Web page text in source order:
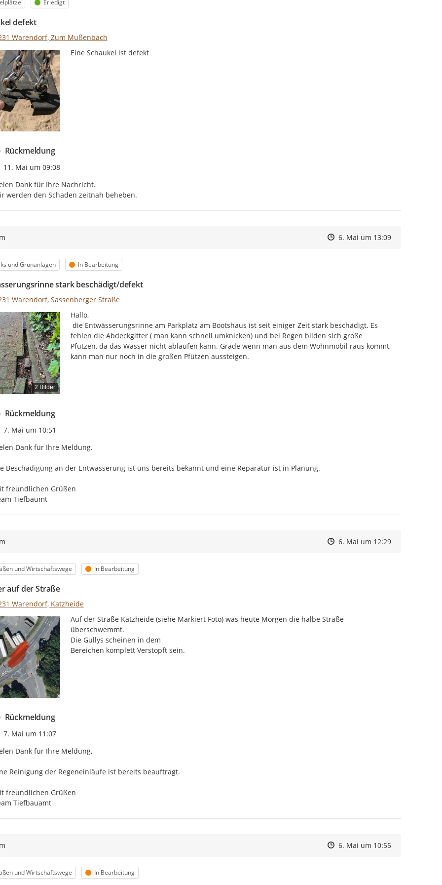
Status
Erledigt
defekt
Warendorf, Zum Mußenbach
Eine Schaukel ist defekt
Rückmeldung
Zeitpunkt des Erstellens
11. Mai um 09:08
Dank für Ihre Nachricht.
werden den Schaden zeitnah beheben.
Zeitpunkt des Erstellens
Zeitpunkt des Erstellens
6. Mai um 13:09Zur Äußerung
und Grünanlagen Status
In Bearbeitung
stark beschädigt/defekt
Warendorf, Sassenberger Straße
2 Bilder
Hallo,
fehlen die Abdeckgitter ( man kann schnell umknicken) und bei Regen bilden sich große
Pfützen, da das Wasser nicht ablaufen kann. Grade wenn man aus dem Wohnmobil raus kommt,
kann man nur noch in die großen Pfützen aussteigen.
Rückmeldung
Zeitpunkt des Erstellens
7. Mai um 10:51
Dank für Ihre Meldung.
Beschädigung an der Entwässerung ist uns bereits bekannt und eine Reparatur ist in Planung.
freundlichen Grüßen
Tiefbaumt
Zeitpunkt des Erstellens
Zeitpunkt des Erstellens
6. Mai um 12:29Zur Äußerung
und Wirtschaftswege Status
In Bearbeitung
auf der Straße
Warendorf, Katzheide
Auf der Straße Katzheide (siehe Markiert Foto) was heute Morgen die halbe Straße
überschwemmt.
Die Gullys scheinen in dem
Bereichen komplett Verstopft sein.
Rückmeldung
Zeitpunkt des Erstellens
7. Mai um 11:07
Dank für Ihre Meldung,
Reinigung der Regeneinläufe ist bereits beauftragt.
freundlichen Grüßen
Tiefbauamt
Zeitpunkt des Erstellens
Zeitpunkt des Erstellens
6. Mai um 10:55Zur Äußerung
und Wirtschaftswege Status
In Bearbeitung